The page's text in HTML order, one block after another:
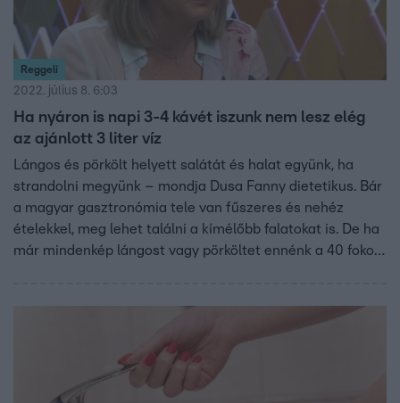
Reggeli
2022. július 8. 6:03
Ha nyáron is napi 3-4 kávét iszunk nem lesz elég
az ajánlott 3 liter víz
Lángos és pörkölt helyett salátát és halat együnk, ha
strandolni megyünk – mondja Dusa Fanny dietetikus. Bár
a magyar gasztronómia tele van fűszeres és nehéz
ételekkel, meg lehet találni a kímélőbb falatokat is. De ha
már mindenkép lángost vagy pörköltet ennénk a 40 fokos
étkezés, így lesz egyenletesebb a kalóriabevitel. És a
megfelelő folyadék bevitelét se felejtsük el: napi 2,5-3
liter vizet ajánlott meginni, kávé rajongóknak ennél is